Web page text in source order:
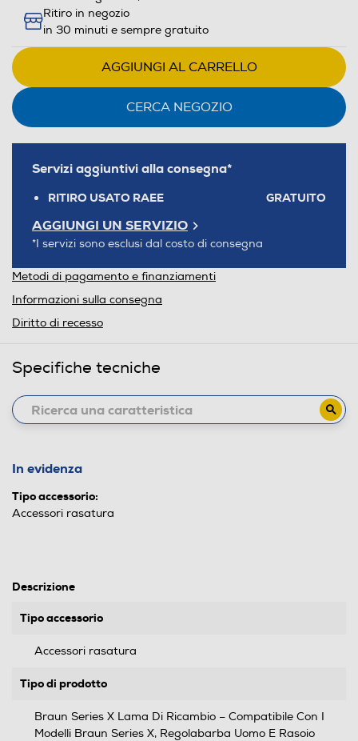
Ritiro in negozio
in 30 minuti e sempre gratuito
AGGIUNGI AL CARRELLO
CERCA NEGOZIO
Servizi aggiuntivi alla consegna*
RITIRO USATO RAEE GRATUITO
AGGIUNGI UN SERVIZIO
*I servizi sono esclusi dal costo di consegna
Metodi di pagamento e finanziamenti
Informazioni sulla consegna
Diritto di recesso
Specifiche tecniche
In evidenza
Tipo accessorio:
Accessori rasatura
Descrizione
Tipo accessorio
Accessori rasatura
Tipo di prodotto
Braun Series X Lama Di Ricambio – Compatibile Con I
Modelli Braun Series X, Regolabarba Uomo E Rasoio